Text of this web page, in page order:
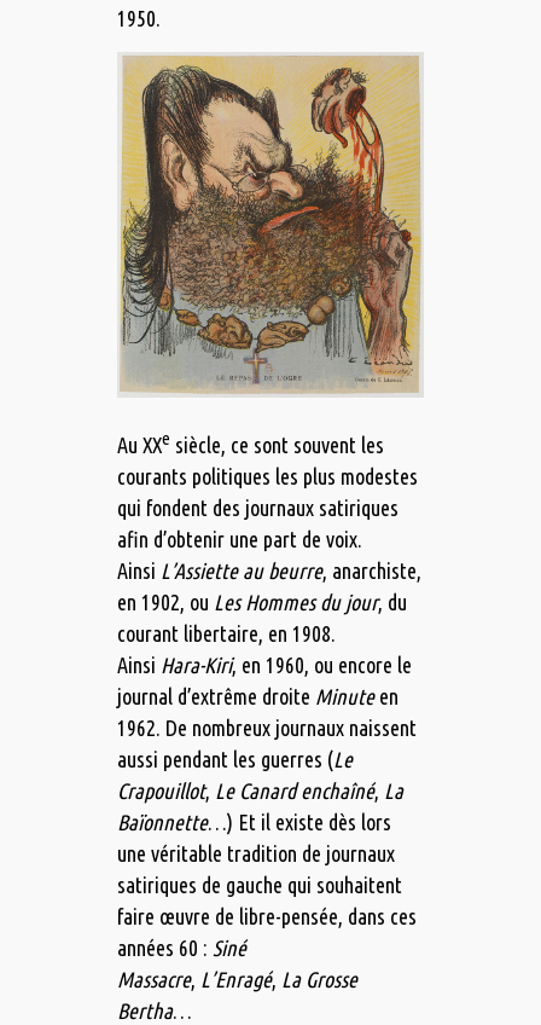
1950.
Au XXe siècle, ce sont souvent les
courants politiques les plus modestes
qui fondent des journaux satiriques
afin d’obtenir une part de voix.
Ainsi L’Assiette au beurre, anarchiste,
en 1902, ou Les Hommes du jour, du
courant libertaire, en 1908.
Ainsi Hara-Kiri, en 1960, ou encore le
journal d’extrême droite Minute en
1962. De nombreux journaux naissent
aussi pendant les guerres (Le
Crapouillot, Le Canard enchaîné, La
Baïonnette…) Et il existe dès lors
une véritable tradition de journaux
satiriques de gauche qui souhaitent
faire œuvre de libre-pensée, dans ces
années 60 : Siné
Massacre, L’Enragé, La Grosse
Bertha…